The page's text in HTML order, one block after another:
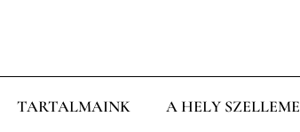
TARTALMAINK A HELY SZELLEME